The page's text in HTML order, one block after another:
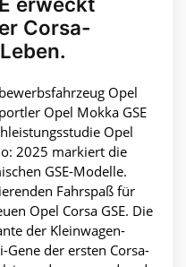
Corsa-
Opel
Opel Mokka GSE
Opel
2025 markiert die
GSE-Modelle.
Fahrspaß für
Opel Corsa GSE. Die
der Kleinwagen-
der ersten Corsa-